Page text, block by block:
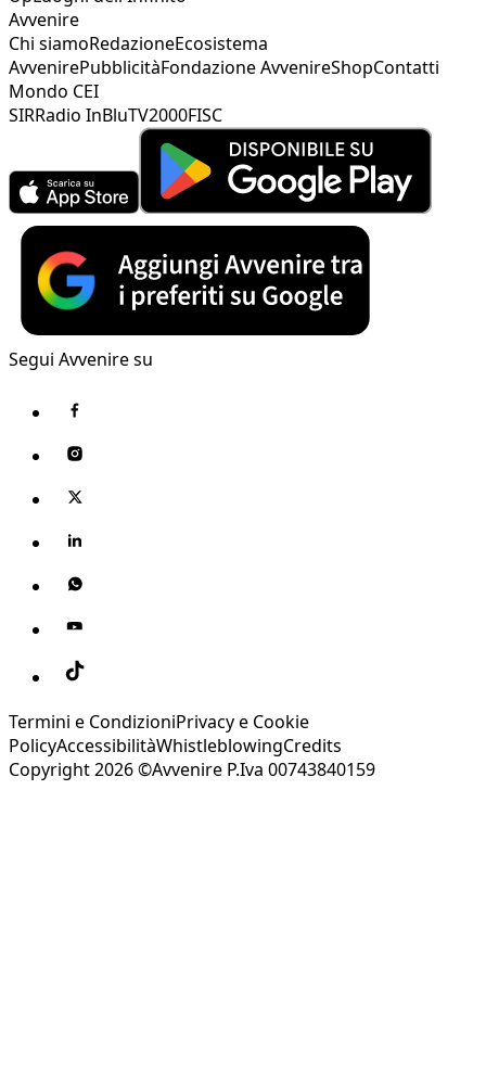
Avvenire
Chi siamoRedazioneEcosistema
AvvenirePubblicitàFondazione AvvenireShopContatti
Mondo CEI
SIRRadio InBluTV2000FISC
Segui Avvenire su
Termini e CondizioniPrivacy e Cookie
PolicyAccessibilitàWhistleblowingCredits
Copyright 2026 ©Avvenire P.Iva 00743840159